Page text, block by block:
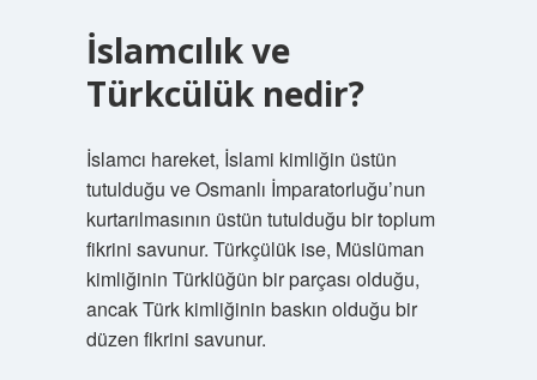
İslamcılık ve
Türkcülük nedir?
İslamcı hareket, İslami kimliğin üstün
tutulduğu ve Osmanlı İmparatorluğu’nun
kurtarılmasının üstün tutulduğu bir toplum
fikrini savunur. Türkçülük ise, Müslüman
kimliğinin Türklüğün bir parçası olduğu,
ancak Türk kimliğinin baskın olduğu bir
düzen fikrini savunur.